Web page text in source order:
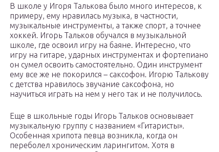
В школе у Игоря Талькова было много интересов, к
примеру, ему нравилась музыка, в частности,
музыкальные инструменты, а также спорт, а точнее
хоккей. Игорь Тальков обучался в музыкальной
школе, где освоил игру на баяне. Интересно, что
игру на гитаре, ударных инструментах и фортепиано
он сумел освоить самостоятельно. Один инструмент
ему все же не покорился – саксофон. Игорю Талькову
с детства нравилось звучание саксофона, но
научиться играть на нем у него так и не получилось.
Еще в школьные годы Игорь Тальков основывает
музыкальную группу с названием «Гитаристы».
Особенная хрипота певца возникла, когда он
переболел хроническим ларингитом. Хотя в